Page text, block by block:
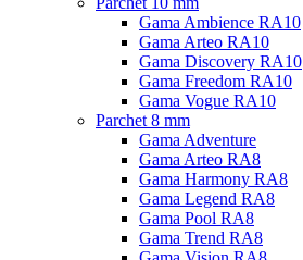
Gama Ambience RA10
Gama Arteo RA10
Gama Discovery RA10
Gama Freedom RA10
Gama Vogue RA10
Parchet 8 mm
Gama Adventure
Gama Arteo RA8
Gama Harmony RA8
Gama Legend RA8
Gama Pool RA8
Gama Trend RA8